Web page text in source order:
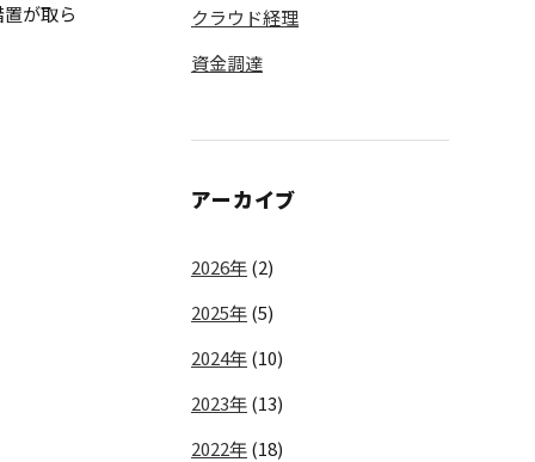
が取ら
クラウド経理
資金調達
アーカイブ
2026年(2)
2025年(5)
2024年(10)
2023年(13)
2022年(18)